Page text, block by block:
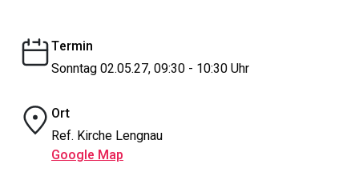
Termin
Sonntag 02.05.27, 09:30 - 10:30 Uhr
Ort
Ref. Kirche Lengnau
Google Map